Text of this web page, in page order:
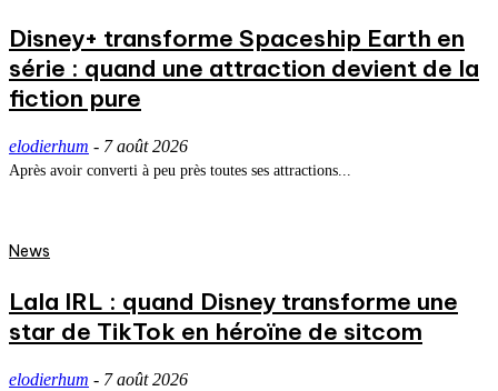
Disney+ transforme Spaceship Earth en
série : quand une attraction devient de la
fiction pure
elodierhum - 7 août 2026
Après avoir converti à peu près toutes ses attractions...
News
Lala IRL : quand Disney transforme une
star de TikTok en héroïne de sitcom
elodierhum - 7 août 2026